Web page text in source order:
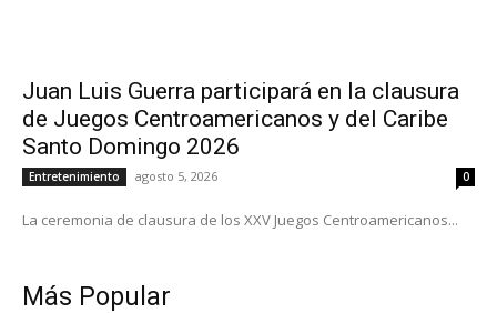
Juan Luis Guerra participará en la clausura
de Juegos Centroamericanos y del Caribe
Santo Domingo 2026
Entretenimiento agosto 5, 2026 0
La ceremonia de clausura de los XXV Juegos Centroamericanos...
Más Popular